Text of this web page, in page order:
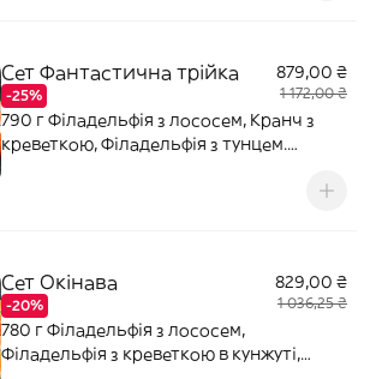
Сет Фантастична трійка
-25%
879,00 ₴
1 172,00 ₴
790 г Філадельфія з лососем, Кранч з
креветкою, Філадельфія з тунцем.
Сет Окінава
-20%
829,00 ₴
1 036,25 ₴
780 г Філадельфія з лососем,
Філадельфія з креветкою в кунжуті,